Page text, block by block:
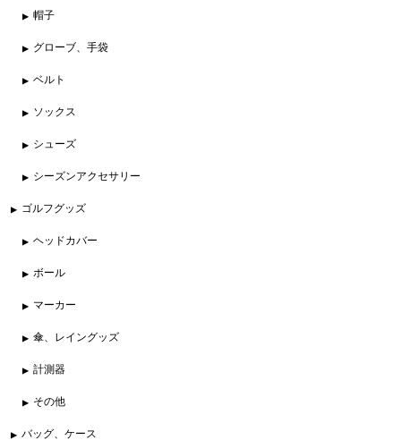
帽子
グローブ、手袋
ベルト
ソックス
シューズ
シーズンアクセサリー
ゴルフグッズ
ヘッドカバー
ボール
マーカー
傘、レイングッズ
計測器
その他
バッグ、ケース